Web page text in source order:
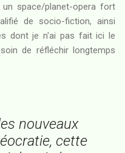
un space/planet-opera fort
de socio-fiction, ainsi
dont je n'ai pas fait ici le
de réfléchir longtemps
nouveaux
cette